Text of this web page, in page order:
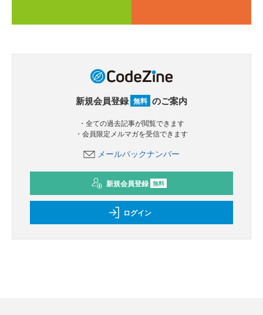
新規会員登録 無料 のご案内
・全ての過去記事が閲覧できます
・会員限定メルマガを受信できます
メールバックナンバー
新規会員登録 無料
ログイン